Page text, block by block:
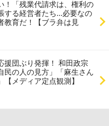
！「残業代請求は、権利の
する経営者たち...必要なの
教育だ！【ブラ弁は見
援団ぶり発揮！ 和田政宗
民の人の見方」「麻生さん
メディア定点観測】